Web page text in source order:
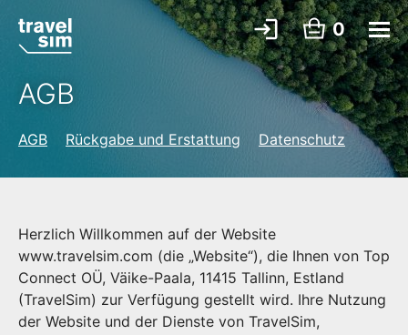
0
AGB
AGB Rückgabe und Erstattung Datenschutz
Herzlich Willkommen auf der Website
www.travelsim.com (die „Website“), die Ihnen von Top
Connect OÜ, Väike-Paala, 11415 Tallinn, Estland
(TravelSim) zur Verfügung gestellt wird. Ihre Nutzung
der Website und der Dienste von TravelSim,